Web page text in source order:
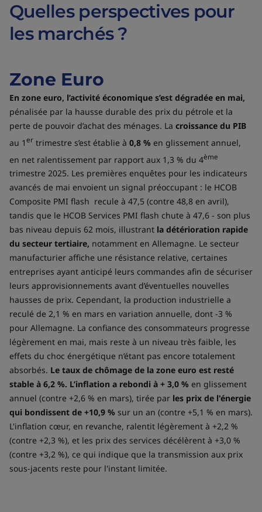
Quelles perspectives pour
les marchés ?
Zone Euro
En zone euro, l’activité économique s’est dégradée en mai,
pénalisée par la hausse durable des prix du pétrole et la
perte de pouvoir d’achat des ménages. La croissance du PIB
au 1 er trimestre s’est établie à 0,8 % en glissement annuel,
en net ralentissement par rapport aux 1,3 % du 4ème
trimestre 2025. Les premières enquêtes pour les indicateurs
avancés de mai envoient un signal préoccupant : le HCOB
Composite PMI flash recule à 47,5 (contre 48,8 en avril),
tandis que le HCOB Services PMI flash chute à 47,6 - son plus
bas niveau depuis 62 mois, illustrant la détérioration rapide
du secteur tertiaire, notamment en Allemagne. Le secteur
manufacturier affiche une résistance relative, certaines
entreprises ayant anticipé leurs commandes afin de sécuriser
leurs approvisionnements avant d’éventuelles nouvelles
hausses de prix. Cependant, la production industrielle a
reculé de 2,1 % en mars en variation annuelle, dont -3 %
pour Allemagne. La confiance des consommateurs progresse
légèrement en mai, mais reste à un niveau très faible, les
effets du choc énergétique n’étant pas encore totalement
absorbés. Le taux de chômage de la zone euro est resté
stable à 6,2 %. L’inflation a rebondi à + 3,0 % en glissement
annuel (contre +2,6 % en mars), tirée par les prix de l'énergie
qui bondissent de +10,9 % sur un an (contre +5,1 % en mars).
L'inflation cœur, en revanche, ralentit légèrement à +2,2 %
(contre +2,3 %), et les prix des services décélèrent à +3,0 %
(contre +3,2 %), ce qui indique que la transmission aux prix
sous-jacents reste pour l'instant limitée.